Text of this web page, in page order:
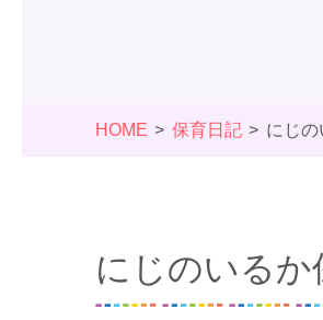
HOME 保育日記 にじ
にじのいる